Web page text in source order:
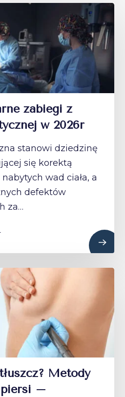
zabiegi z
w 2026r
stanowi dziedzinę
się korektą
wad ciała, a
defektów
za…
Metody
piersi –